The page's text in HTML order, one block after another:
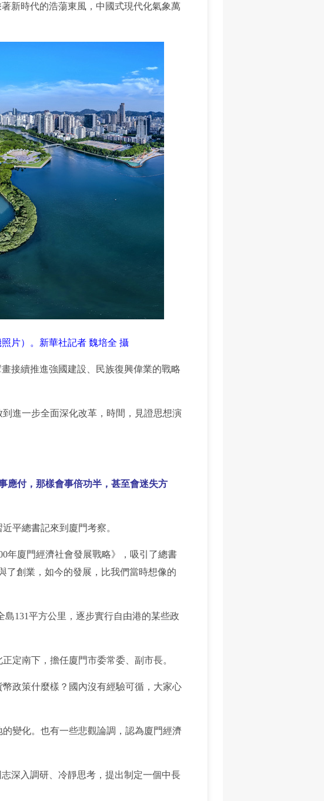
新時代的浩蕩東風，中國式現代化氣象萬
片）。新華社記者 魏培全 攝
接續推進強國建設、民族復興偉業的戰略
進一步全面深化改革，時間，見證思想演
付，那樣會事倍功半，甚至會迷失方
平總書記來到廈門考察。
廈門經濟社會發展戰略》，吸引了總書
了創業，如今的發展，比我們當時想像的
131平方公里，逐步實行自由港的某些政
南下，擔任廈門市委常委、副市長。
政策什麼樣？國內沒有經驗可循，大家心
變化。也有一些悲觀論調，認為廈門經濟
深入調研、冷靜思考，提出制定一個中長